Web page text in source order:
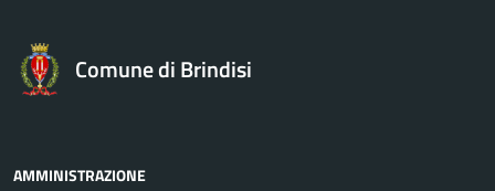
Comune di Brindisi
AMMINISTRAZIONE